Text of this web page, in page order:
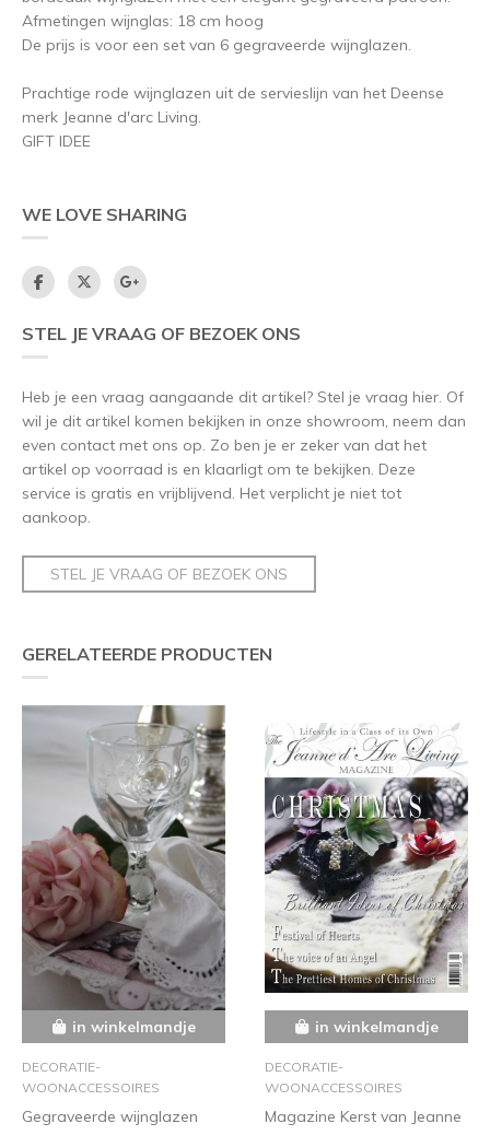
Afmetingen wijnglas: 18 cm hoog
De prijs is voor een set van 6 gegraveerde wijnglazen.
Prachtige rode wijnglazen uit de servieslijn van het Deense
merk Jeanne d'arc Living.
GIFT IDEE
WE LOVE SHARING
STEL JE VRAAG OF BEZOEK ONS
Heb je een vraag aangaande dit artikel? Stel je vraag hier. Of
wil je dit artikel komen bekijken in onze showroom, neem dan
even contact met ons op. Zo ben je er zeker van dat het
artikel op voorraad is en klaarligt om te bekijken. Deze
service is gratis en vrijblijvend. Het verplicht je niet tot
aankoop.
STEL JE VRAAG OF BEZOEK ONS
GERELATEERDE PRODUCTEN
in winkelmandje
DECORATIE-
WOONACCESSOIRES
Gegraveerde wijnglazen
in winkelmandje
DECORATIE-
WOONACCESSOIRES
Magazine Kerst van Jeanne